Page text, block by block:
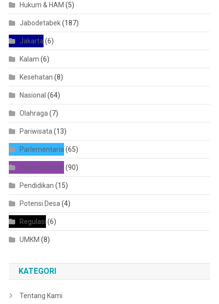
Hukum & HAM (5)
Jabodetabek(187)
Jakarta (6)
Kalam (6)
Kesehatan (8)
Nasional (64)
Olahraga (7)
Pariwisata (13)
Parlementaria (65)
Pemerintahan (90)
Pendidikan (15)
Potensi Desa (4)
Regulasi (6)
UMKM (8)
KATEGORI
Tentang Kami